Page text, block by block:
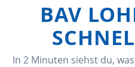
BAV
In 2 Minuten siehst du,